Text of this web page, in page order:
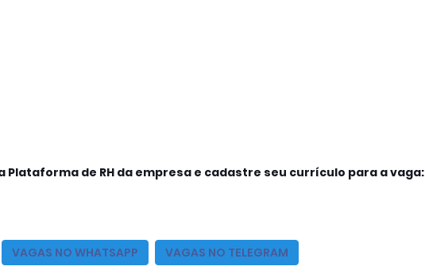
Plataforma de RH da empresa e cadastre seu currículo para a vaga:
VAGAS NO WHATSAPP VAGAS NO TELEGRAM